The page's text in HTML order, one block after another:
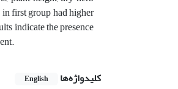
first group had higher
indicate the presence
کلیدواژه‌ها
English